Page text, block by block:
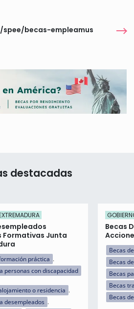
becas-empleamus
destacadas
Formativas Junta
práctica
personas con discapacidad
o residencia
desempleados
Becas
Becas
Becas
Becas
Becas
Becas